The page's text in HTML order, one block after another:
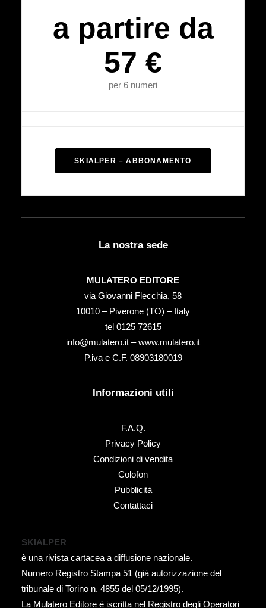
a partire da
57 €
per 6 numeri
SKIALPER – ABBONAMENTO
La nostra sede
MULATERO EDITORE
via Giovanni Flecchia, 58
10010 – Piverone (TO) – Italy
tel ‭0125 72615‬
info@mulatero.it –www.mulatero.it
P.iva e C.F. 08903180019
Informazioni utili
F.A.Q.
Privacy Policy
Condizioni di vendita
Colofon
Pubblicità
Contattaci
SKIALPER
è una rivista cartacea a diffusione nazionale.
Numero Registro Stampa 51 (già autorizzazione del
tribunale di Torino n. 4855 del 05/12/1995).
La Mulatero Editore è iscritta nel Registro degli Operatori